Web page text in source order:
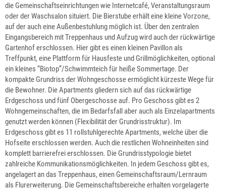
die Gemeinschaftseinrichtungen wie Internetcafé, Veranstaltungsraum
oder der Waschsalon situiert. Die Bierstube erhält eine kleine Vorzone,
auf der auch eine Außenbestuhlung möglich ist. Über den zentralen
Eingangsbereich mit Treppenhaus und Aufzug wird auch der rückwärtige
Gartenhof erschlossen. Hier gibt es einen kleinen Pavillon als
Treffpunkt, eine Plattform für Hausfeste und Grillmöglichkeiten, optional
ein kleines “Biotop”/Schwimmteich für heiße Sommertage. Der
kompakte Grundriss der Wohngeschosse ermöglicht kürzeste Wege für
die Bewohner. Die Apartments gliedern sich auf das rückwärtige
Erdgeschoss und fünf Obergeschosse auf. Pro Geschoss gibt es 2
Wohngemeinschaften, die im Bedarfsfall aber auch als Einzelapartments
genutzt werden können (Flexibilität der Grundrisstruktur). Im
Erdgeschoss gibt es 11 rollstuhlgerechte Apartments, welche über die
Hofseite erschlossen werden. Auch die restlichen Wohneinheiten sind
komplett barrierefrei erschlossen. Die Grundrisstypologie bietet
zahlreiche Kommunikationsmöglichkeiten. In jedem Geschoss gibt es,
angelagert an das Treppenhaus, einen Gemeinschaftsraum/Lernraum
als Flurerweiterung. Die Gemeinschaftsbereiche erhalten vorgelagerte